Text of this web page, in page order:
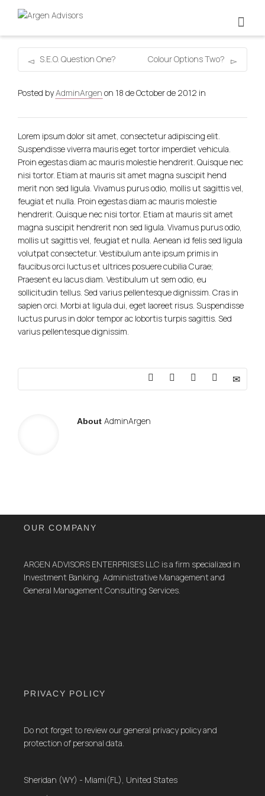
S.E.O. Question One? Colour Options Two?
Posted byAdminArgen on 18 de October de 2012 in
Lorem ipsum dolor sit amet, consectetur adipiscing elit.
Suspendisse viverra mauris eget tortor imperdiet vehicula.
Proin egestas diam ac mauris molestie hendrerit. Quisque nec
nisi tortor. Etiam at mauris sit amet magna suscipit hend
merit non sed ligula. Vivamus purus odio, mollis ut sagittis vel,
feugiat et nulla. Proin egestas diam ac mauris molestie
hendrerit. Quisque nec nisi tortor. Etiam at mauris sit amet
magna suscipit hendrerit non sed ligula. Vivamus purus odio,
mollis ut sagittis vel, feugiat et nulla. Aenean id felis sed ligula
volutpat consectetur. Vestibulum ante ipsum primis in
faucibus orci luctus et ultrices posuere cubilia Curae;
Praesent eu lacus diam. Vestibulum ut sem odio, eu
sollicitudin tellus. Sed varius pellentesque dignissim. Cras in
sapien orci. Morbi at ligula dui, eget laoreet risus. Suspendisse
luctus purus in dolor tempor ac lobortis turpis sagittis. Sed
varius pellentesque dignissim.
About AdminArgen
OUR COMPANY
ARGEN ADVISORS ENTERPRISES LLC is a firm specialized in
Investment Banking, Administrative Management and
General Management Consulting Services.
PRIVACY POLICY
Do not forget to review our general privacy policy and
protection of personal data.
Sheridan (WY) - Miami(FL), United States